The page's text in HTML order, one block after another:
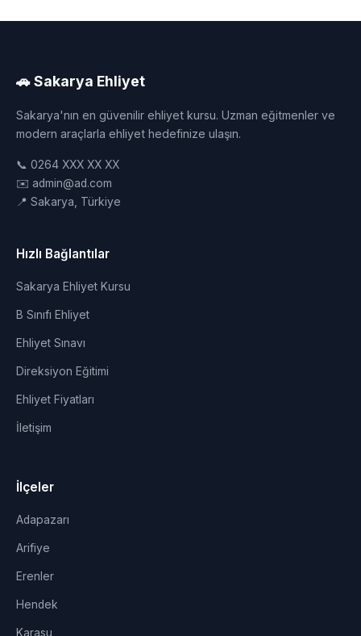
🚗 Sakarya Ehliyet
Sakarya'nın en güvenilir ehliyet kursu. Uzman eğitmenler ve
modern araçlarla ehliyet hedefinize ulaşın.
📞 0264 XXX XX XX
✉️ admin@ad.com
📍 Sakarya, Türkiye
Hızlı Bağlantılar
Sakarya Ehliyet Kursu
B Sınıfı Ehliyet
Ehliyet Sınavı
Direksiyon Eğitimi
Ehliyet Fiyatları
İletişim
İlçeler
Adapazarı
Arifiye
Erenler
Hendek
Karasu